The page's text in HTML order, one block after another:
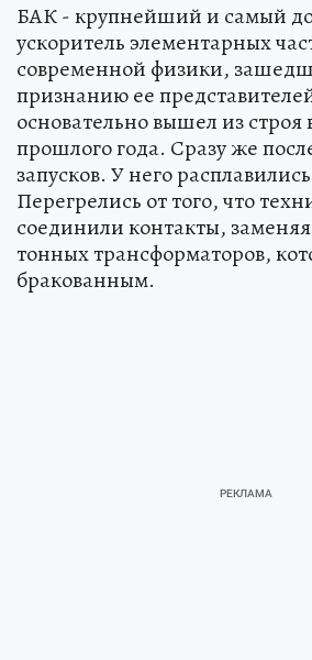
БАК - крупнейший и самый
ускоритель элементарных
современной физики,
признанию ее
основательно вышел из строя
прошлого года. Сразу же
запусков. У него
Перегрелись от того, что
соединили контакты,
тонных трансформаторов,
бракованным.